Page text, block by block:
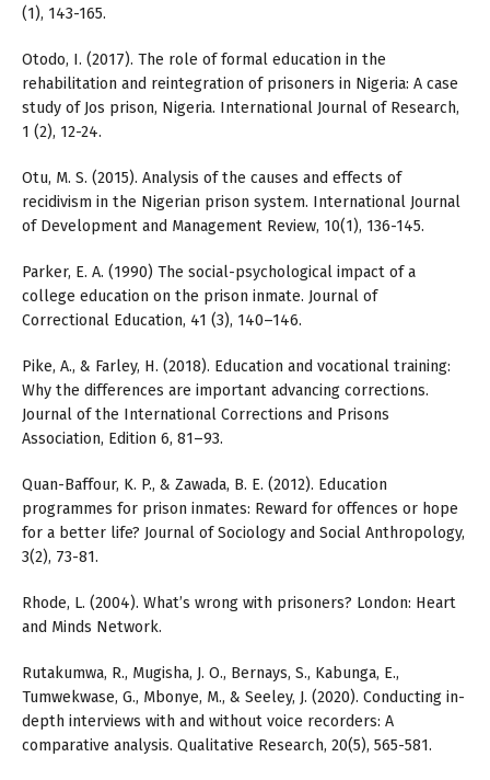
(1), 143-165.
Otodo, I. (2017). The role of formal education in the
rehabilitation and reintegration of prisoners in Nigeria: A case
study of Jos prison, Nigeria. International Journal of Research,
1 (2), 12-24.
Otu, M. S. (2015). Analysis of the causes and effects of
recidivism in the Nigerian prison system. International Journal
of Development and Management Review, 10(1), 136-145.
Parker, E. A. (1990) The social-psychological impact of a
college education on the prison inmate. Journal of
Correctional Education, 41 (3), 140–146.
Pike, A., & Farley, H. (2018). Education and vocational training:
Why the differences are important advancing corrections.
Journal of the International Corrections and Prisons
Association, Edition 6, 81–93.
Quan-Baffour, K. P., & Zawada, B. E. (2012). Education
programmes for prison inmates: Reward for offences or hope
for a better life? Journal of Sociology and Social Anthropology,
3(2), 73-81.
Rhode, L. (2004). What’s wrong with prisoners? London: Heart
and Minds Network.
Rutakumwa, R., Mugisha, J. O., Bernays, S., Kabunga, E.,
Tumwekwase, G., Mbonye, M., & Seeley, J. (2020). Conducting in-
depth interviews with and without voice recorders: A
comparative analysis. Qualitative Research, 20(5), 565-581.